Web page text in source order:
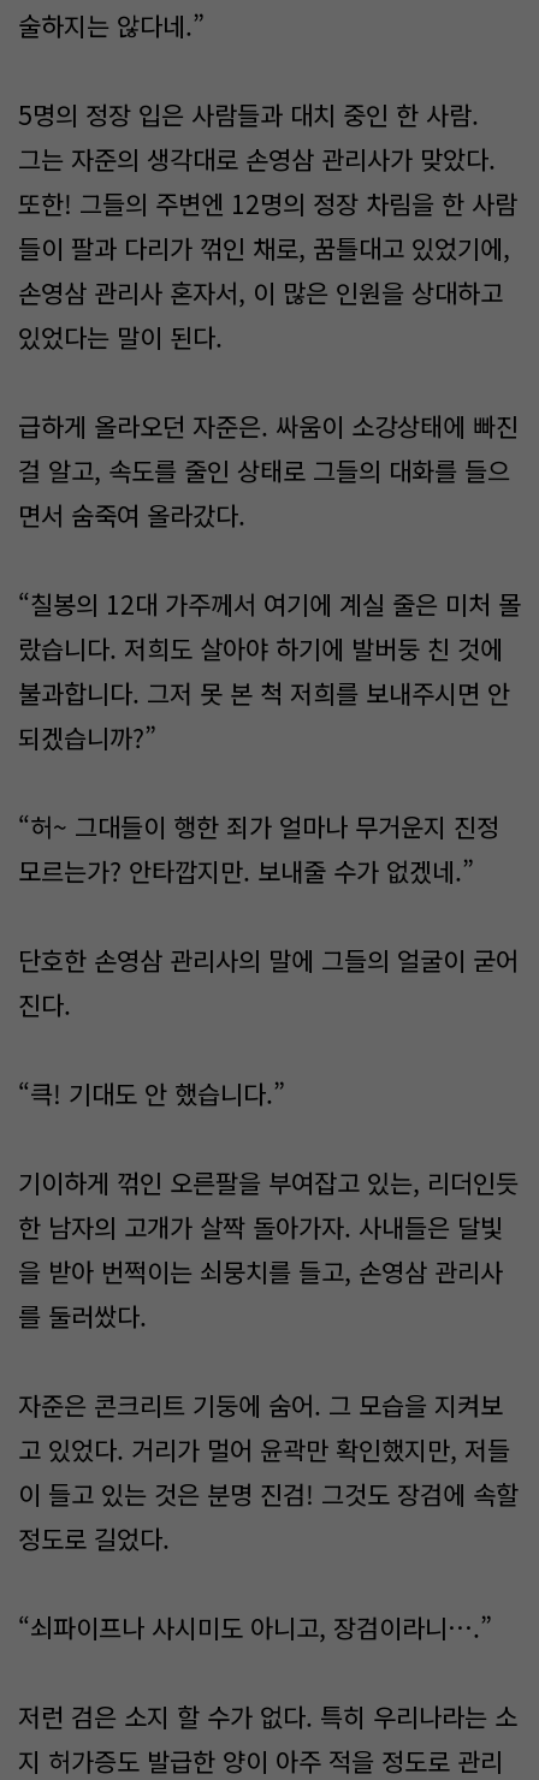
술하지는 않다네.”
5명의 정장 입은 사람들과 대치 중인 한 사람.
그는 자준의 생각대로 손영삼 관리사가 맞았다.
또한! 그들의 주변엔 12명의 정장 차림을 한 사람
들이 팔과 다리가 꺾인 채로, 꿈틀대고 있었기에,
손영삼 관리사 혼자서, 이 많은 인원을 상대하고
있었다는 말이 된다.
급하게 올라오던 자준은. 싸움이 소강상태에 빠진
걸 알고, 속도를 줄인 상태로 그들의 대화를 들으
면서 숨죽여 올라갔다.
“칠봉의 12대 가주께서 여기에 계실 줄은 미처 몰
랐습니다. 저희도 살아야 하기에 발버둥 친 것에
불과합니다. 그저 못 본 척 저희를 보내주시면 안
되겠습니까?”
“허~ 그대들이 행한 죄가 얼마나 무거운지 진정
모르는가? 안타깝지만. 보내줄 수가 없겠네.”
단호한 손영삼 관리사의 말에 그들의 얼굴이 굳어
진다.
“큭! 기대도 안 했습니다.”
기이하게 꺾인 오른팔을 부여잡고 있는, 리더인듯
한 남자의 고개가 살짝 돌아가자. 사내들은 달빛
을 받아 번쩍이는 쇠뭉치를 들고, 손영삼 관리사
를 둘러쌌다.
자준은 콘크리트 기둥에 숨어. 그 모습을 지켜보
고 있었다. 거리가 멀어 윤곽만 확인했지만, 저들
이 들고 있는 것은 분명 진검! 그것도 장검에 속할
정도로 길었다.
“쇠파이프나 사시미도 아니고, 장검이라니….”
저런 검은 소지 할 수가 없다. 특히 우리나라는 소
지 허가증도 발급한 양이 아주 적을 정도로 관리